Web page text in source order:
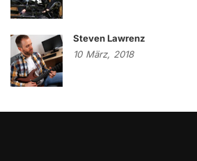
Steven Lawrenz
10 März, 2018